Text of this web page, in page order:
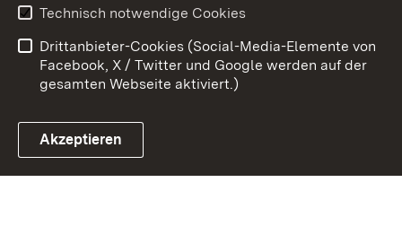
Link zum Landesportal
Kontakt
Impressum
Cookies
Technisch notwendige Cookies
Drittanbieter-Cookies (Social-Media-Elemente von
Facebook, X / Twitter und Google werden auf der
gesamten Webseite aktiviert.)
Akzeptieren